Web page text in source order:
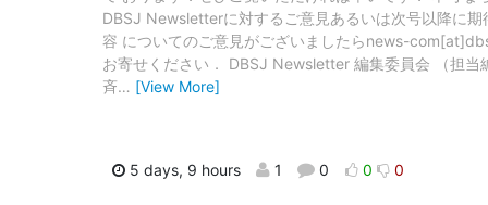
DBSJ Newsletterに対するご意見あるいは次号以降に期
容 についてのご意見がございましたらnews-
お寄せください． DBSJ Newsletter 編集委員会 （担当
斉… [View More]
5 days, 9 hours 1 0 0 0